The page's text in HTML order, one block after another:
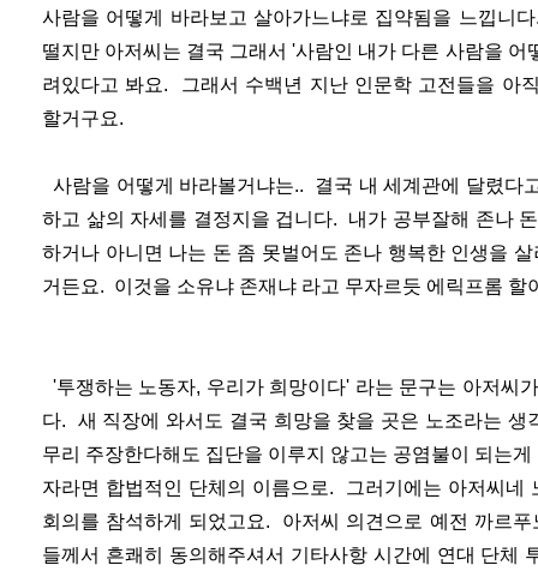
사람을 어떻게 바라보고 살아가느냐로 집약됨을 느낍
떨지만 아저씨는 결국 그래서 '사람인 내가 다른 사람을
려있다고 봐요. 그래서 수백년 지난 인문학 고전들을 아
할거구요.
사람을 어떻게 바라볼거냐는.. 결국 내 세계관에 달렸다
하고 삶의 자세를 결정지을 겁니다. 내가 공부잘해 존나
하거나 아니면 나는 돈 좀 못벌어도 존나 행복한 인생을
거든요. 이것을 소유냐 존재냐 라고 무자르듯 에릭프롬
'투쟁하는 노동자, 우리가 희망이다' 라는 문구는 아저씨
다. 새 직장에 와서도 결국 희망을 찾을 곳은 노조라는
무리 주장한다해도 집단을 이루지 않고는 공염불이 되는
자라면 합법적인 단체의 이름으로. 그러기에는 아저씨네
회의를 참석하게 되었고요. 아저씨 의견으로 예전 까르
들께서 흔쾌히 동의해주셔서 기타사항 시간에 연대 단체